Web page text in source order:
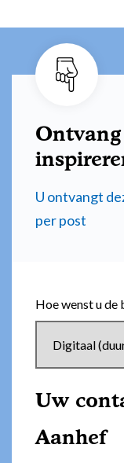
U ontvangt
per post
Hoe wenst u de
Uw
Aanhef